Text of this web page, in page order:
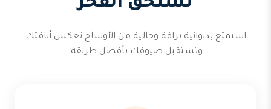
استمتع بديوانية براقة وخالية من الأوساخ تعكس أناقتك
وتستقبل ضيوفك بأفضل طريقة.